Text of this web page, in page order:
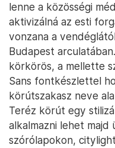
lenne a közösségi
aktivizálná az esti
vonzana a
Budapest
körkörös, a mellette
Sans fontkészlettel
körútszakasz neve
Teréz körút egy
alkalmazni lehet
szórólapokon,